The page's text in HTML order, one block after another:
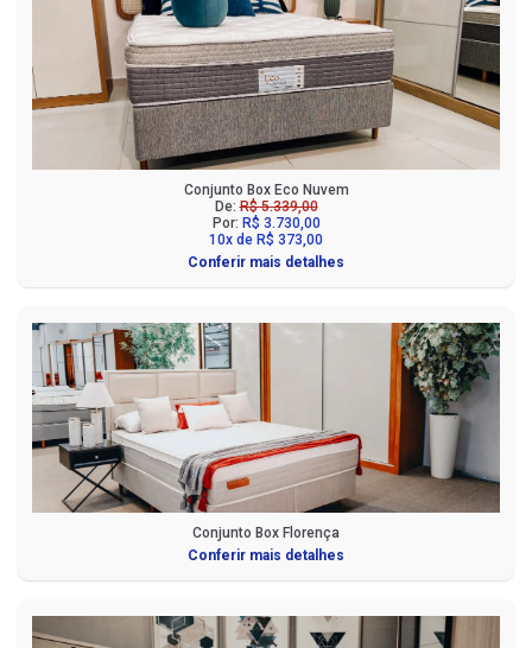
Conjunto Box Eco Nuvem
De:R$ 5.339,00
Por: R$ 3.730,00
10x de R$ 373,00
Conferir mais detalhes
Conjunto Box Florença
Conferir mais detalhes